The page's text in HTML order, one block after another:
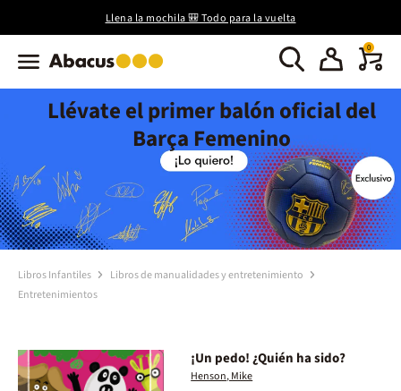
Llena la mochila 🎒 Todo para la vuelta
0
Llévate el primer balón oficial del
Barça Femenino
Libros Infantiles
Libros de manualidades y entretenimiento
Entretenimientos
¡Un pedo! ¿Quién ha sido?
Henson, Mike